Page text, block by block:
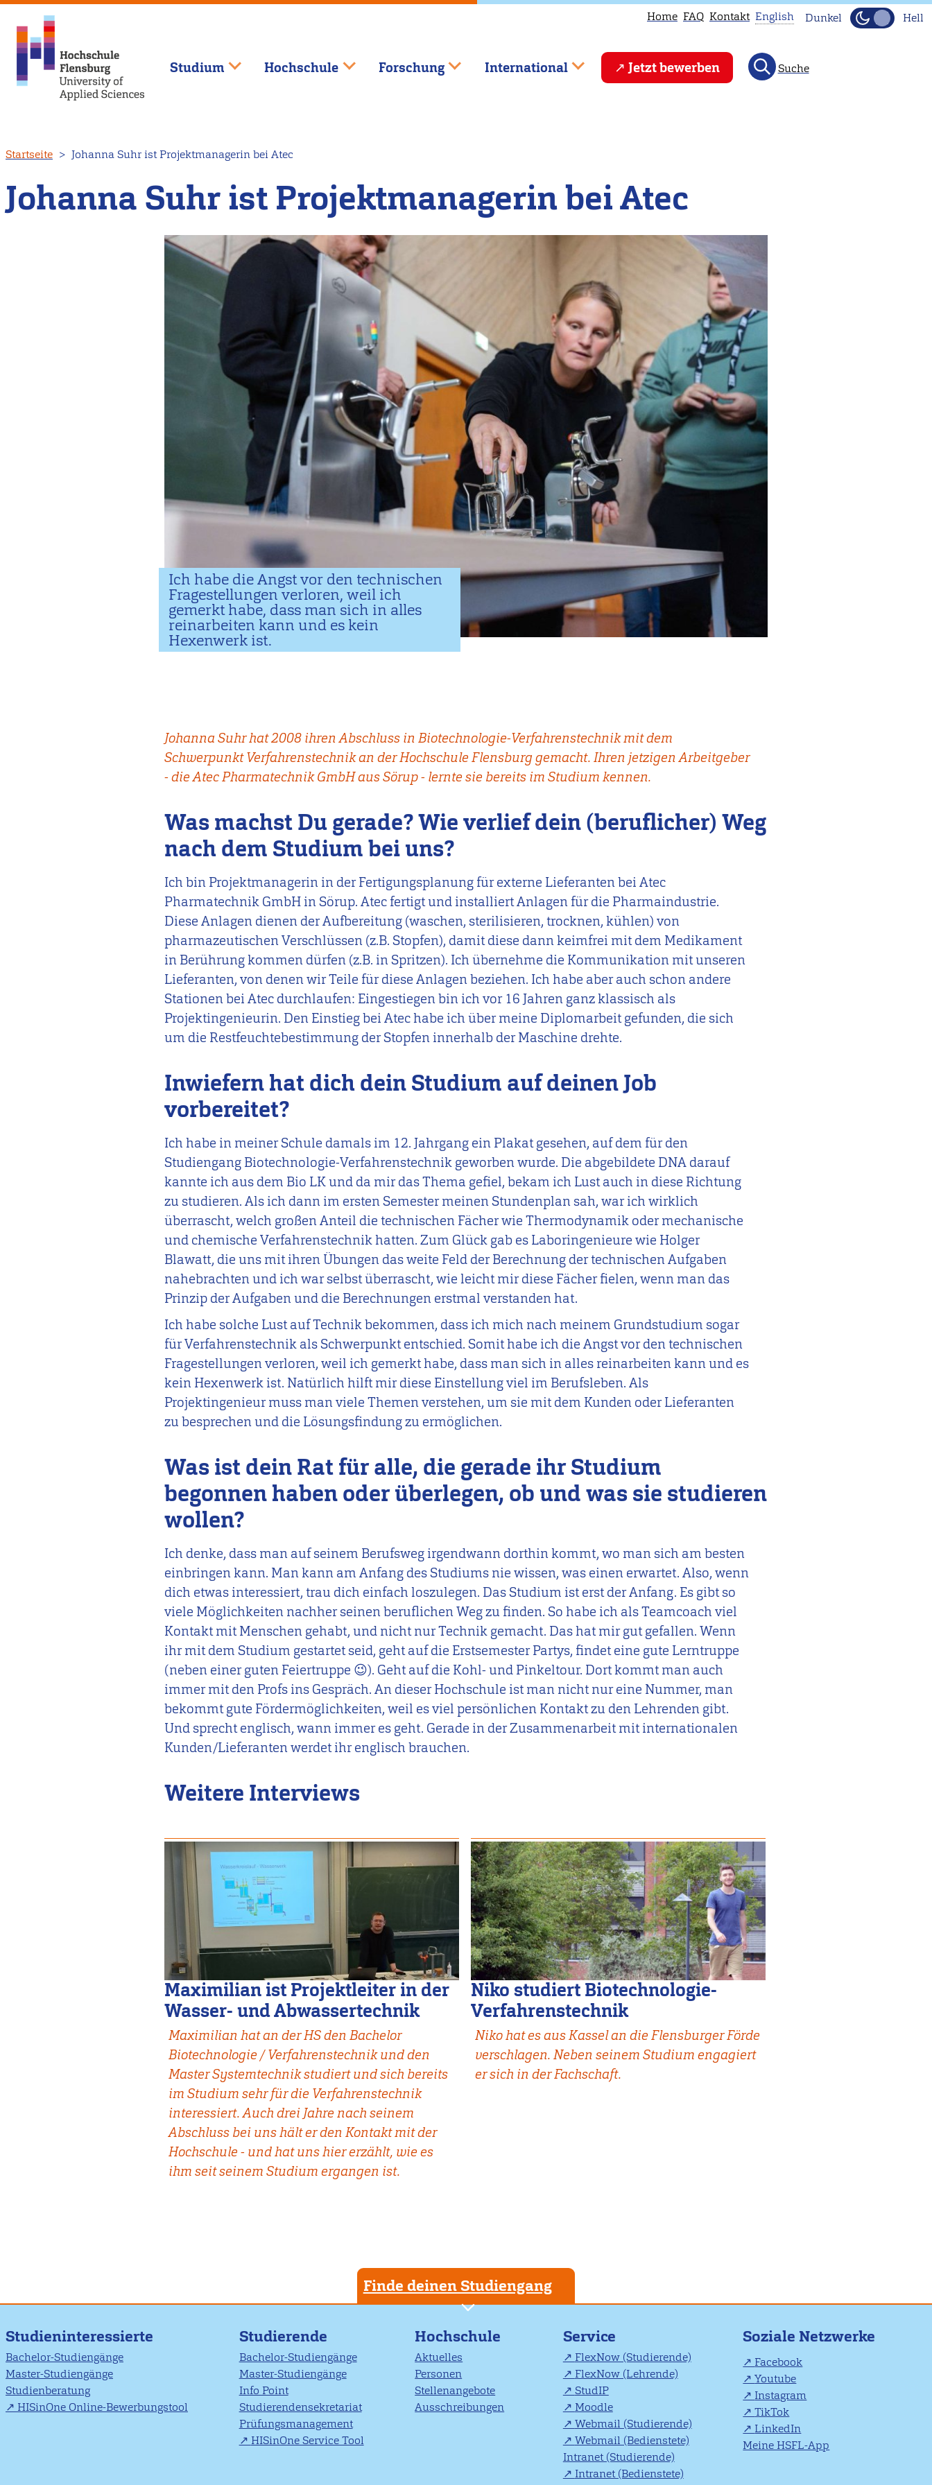
zum
Inhalt
Home FAQ Kontakt
This
page
English Dunkel Hell
Studium Hochschule Forschung International Jetzt bewerben Suche
Startseite Johanna Suhr ist Projektmanagerin bei Atec
Johanna Suhr ist Projektmanagerin bei Atec
Ich habe die Angst vor den technischen
Fragestellungen verloren, weil ich
gemerkt habe, dass man sich in alles
reinarbeiten kann und es kein
Hexenwerk ist.
Johanna Suhr hat 2008 ihren Abschluss in Biotechnologie-Verfahrenstechnik mit dem
Schwerpunkt Verfahrenstechnik an der Hochschule Flensburg gemacht. Ihren jetzigen Arbeitgeber
- die Atec Pharmatechnik GmbH aus Sörup - lernte sie bereits im Studium kennen.
Was machst Du gerade? Wie verlief dein (beruflicher) Weg
nach dem Studium bei uns?
Ich bin Projektmanagerin in der Fertigungsplanung für externe Lieferanten bei Atec
Pharmatechnik GmbH in Sörup. Atec fertigt und installiert Anlagen für die Pharmaindustrie.
Diese Anlagen dienen der Aufbereitung (waschen, sterilisieren, trocknen, kühlen) von
pharmazeutischen Verschlüssen (z.B. Stopfen), damit diese dann keimfrei mit dem Medikament
in Berührung kommen dürfen (z.B. in Spritzen). Ich übernehme die Kommunikation mit unseren
Lieferanten, von denen wir Teile für diese Anlagen beziehen. Ich habe aber auch schon andere
Stationen bei Atec durchlaufen: Eingestiegen bin ich vor 16 Jahren ganz klassisch als
Projektingenieurin. Den Einstieg bei Atec habe ich über meine Diplomarbeit gefunden, die sich
um die Restfeuchtebestimmung der Stopfen innerhalb der Maschine drehte.
Inwiefern hat dich dein Studium auf deinen Job
vorbereitet?
Ich habe in meiner Schule damals im 12. Jahrgang ein Plakat gesehen, auf dem für den
Studiengang Biotechnologie-Verfahrenstechnik geworben wurde. Die abgebildete DNA darauf
kannte ich aus dem Bio LK und da mir das Thema gefiel, bekam ich Lust auch in diese Richtung
zu studieren. Als ich dann im ersten Semester meinen Stundenplan sah, war ich wirklich
überrascht, welch großen Anteil die technischen Fächer wie Thermodynamik oder mechanische
und chemische Verfahrenstechnik hatten. Zum Glück gab es Laboringenieure wie Holger
Blawatt, die uns mit ihren Übungen das weite Feld der Berechnung der technischen Aufgaben
nahebrachten und ich war selbst überrascht, wie leicht mir diese Fächer fielen, wenn man das
Prinzip der Aufgaben und die Berechnungen erstmal verstanden hat.
Ich habe solche Lust auf Technik bekommen, dass ich mich nach meinem Grundstudium sogar
für Verfahrenstechnik als Schwerpunkt entschied. Somit habe ich die Angst vor den technischen
Fragestellungen verloren, weil ich gemerkt habe, dass man sich in alles reinarbeiten kann und es
kein Hexenwerk ist. Natürlich hilft mir diese Einstellung viel im Berufsleben. Als
Projektingenieur muss man viele Themen verstehen, um sie mit dem Kunden oder Lieferanten
zu besprechen und die Lösungsfindung zu ermöglichen.
Was ist dein Rat für alle, die gerade ihr Studium
begonnen haben oder überlegen, ob und was sie studieren
wollen?
Ich denke, dass man auf seinem Berufsweg irgendwann dorthin kommt, wo man sich am besten
einbringen kann. Man kann am Anfang des Studiums nie wissen, was einen erwartet. Also, wenn
dich etwas interessiert, trau dich einfach loszulegen. Das Studium ist erst der Anfang. Es gibt so
viele Möglichkeiten nachher seinen beruflichen Weg zu finden. So habe ich als Teamcoach viel
Kontakt mit Menschen gehabt, und nicht nur Technik gemacht. Das hat mir gut gefallen. Wenn
ihr mit dem Studium gestartet seid, geht auf die Erstsemester Partys, findet eine gute Lerntruppe
(neben einer guten Feiertruppe 😉). Geht auf die Kohl- und Pinkeltour. Dort kommt man auch
immer mit den Profs ins Gespräch. An dieser Hochschule ist man nicht nur eine Nummer, man
bekommt gute Fördermöglichkeiten, weil es viel persönlichen Kontakt zu den Lehrenden gibt.
Und sprecht englisch, wann immer es geht. Gerade in der Zusammenarbeit mit internationalen
Kunden/Lieferanten werdet ihr englisch brauchen.
Weitere Interviews
Maximilian ist Projektleiter in der
Wasser- und Abwassertechnik
Maximilian hat an der HS den Bachelor
Biotechnologie / Verfahrenstechnik und den
Master Systemtechnik studiert und sich bereits
im Studium sehr für die Verfahrenstechnik
interessiert. Auch drei Jahre nach seinem
Abschluss bei uns hält er den Kontakt mit der
Hochschule - und hat uns hier erzählt, wie es
ihm seit seinem Studium ergangen ist.
Niko studiert Biotechnologie-
Verfahrenstechnik
Niko hat es aus Kassel an die Flensburger Förde
verschlagen. Neben seinem Studium engagiert
er sich in der Fachschaft.
Finde deinen Studiengang
Studieninteressierte
Bachelor-Studiengänge
Master-Studiengänge
Studienberatung
HISinOne Online-Bewerbungstool
Studierende
Bachelor-Studiengänge
Master-Studiengänge
Info Point
Studierendensekretariat
Prüfungsmanagement
HISinOne Service Tool
Hochschule
Aktuelles
Personen
Stellenangebote
Ausschreibungen
Service
FlexNow (Studierende)
FlexNow (Lehrende)
StudIP
Moodle
Webmail (Studierende)
Webmail (Bedienstete)
Intranet (Studierende)
Intranet (Bedienstete)
Soziale Netzwerke
Facebook
Youtube
Instagram
TikTok
LinkedIn
Meine HSFL-App